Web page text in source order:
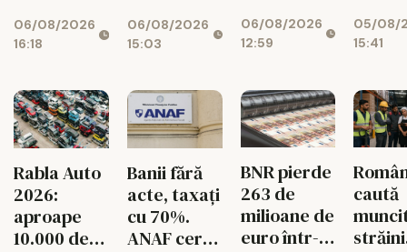
06/08/2026
16:18
euro
pentru
diaspora
06/08/2026
15:03
06/08/2026
12:59
05/08/
15:41
Rabla Auto
2026:
aproape
10.000 de
Banii fără
acte, taxați
cu 70%.
ANAF cere
BNR pierde
263 de
milioane de
euro într-o
caută
străini